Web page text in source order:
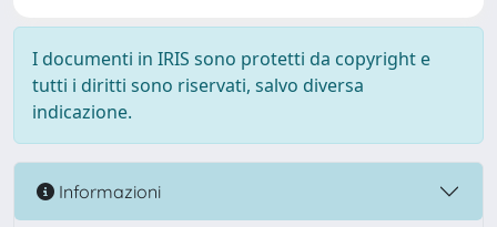
I documenti in IRIS sono protetti da copyright e
tutti i diritti sono riservati, salvo diversa
indicazione.
Informazioni